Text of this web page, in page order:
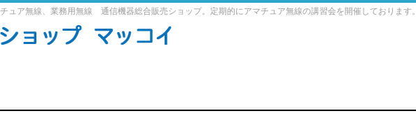
ュア無線、業務用無線 通信機器総合販売ショップ。定期的にアマチュア無線の講習会を開催しております。